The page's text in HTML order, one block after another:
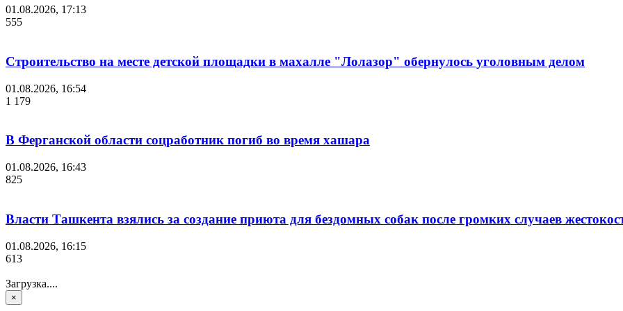
01.08.2026, 17:13
555
Строительство на месте детской площадки в махалле "Лолазор" обернулось уголовным делом
01.08.2026, 16:54
1 179
В Ферганской области соцработник погиб во время хашара
01.08.2026, 16:43
825
Власти Ташкента взялись за создание приюта для бездомных собак после громких случаев
01.08.2026, 16:15
613
Загрузка....
×